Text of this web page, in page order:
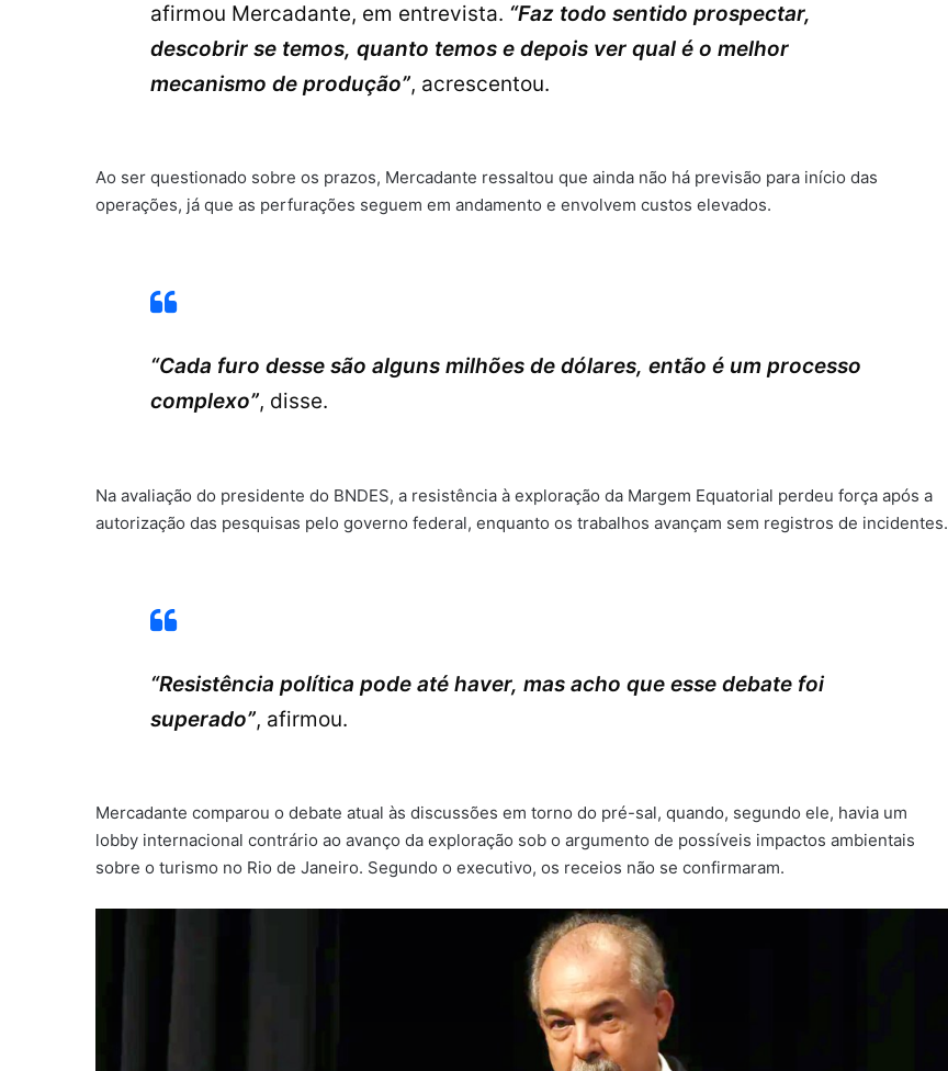
afirmou Mercadante, em entrevista. “Faz todo sentido prospectar,
descobrir se temos, quanto temos e depois ver qual é o melhor
mecanismo de produção”, acrescentou.
Ao ser questionado sobre os prazos, Mercadante ressaltou que ainda não há previsão para início das
operações, já que as perfurações seguem em andamento e envolvem custos elevados.
“Cada furo desse são alguns milhões de dólares, então é um processo
complexo”, disse.
Na avaliação do presidente do BNDES, a resistência à exploração da Margem Equatorial perdeu força após a
autorização das pesquisas pelo governo federal, enquanto os trabalhos avançam sem registros de incidentes.
“Resistência política pode até haver, mas acho que esse debate foi
superado”, afirmou.
Mercadante comparou o debate atual às discussões em torno do pré-sal, quando, segundo ele, havia um
lobby internacional contrário ao avanço da exploração sob o argumento de possíveis impactos ambientais
sobre o turismo no Rio de Janeiro. Segundo o executivo, os receios não se confirmaram.